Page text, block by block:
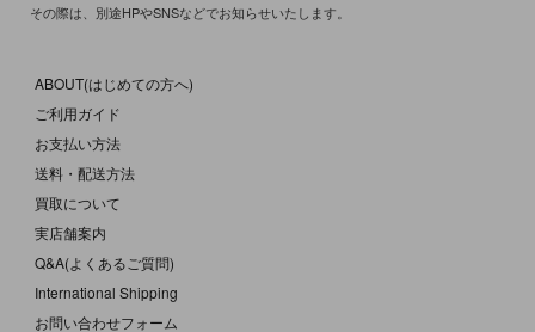
その際は、別途HPやSNSなどでお知らせいたします。
ABOUT(はじめての方へ)
ご利用ガイド
お支払い方法
送料・配送方法
買取について
実店舗案内
Q&A(よくあるご質問)
International Shipping
お問い合わせフォーム